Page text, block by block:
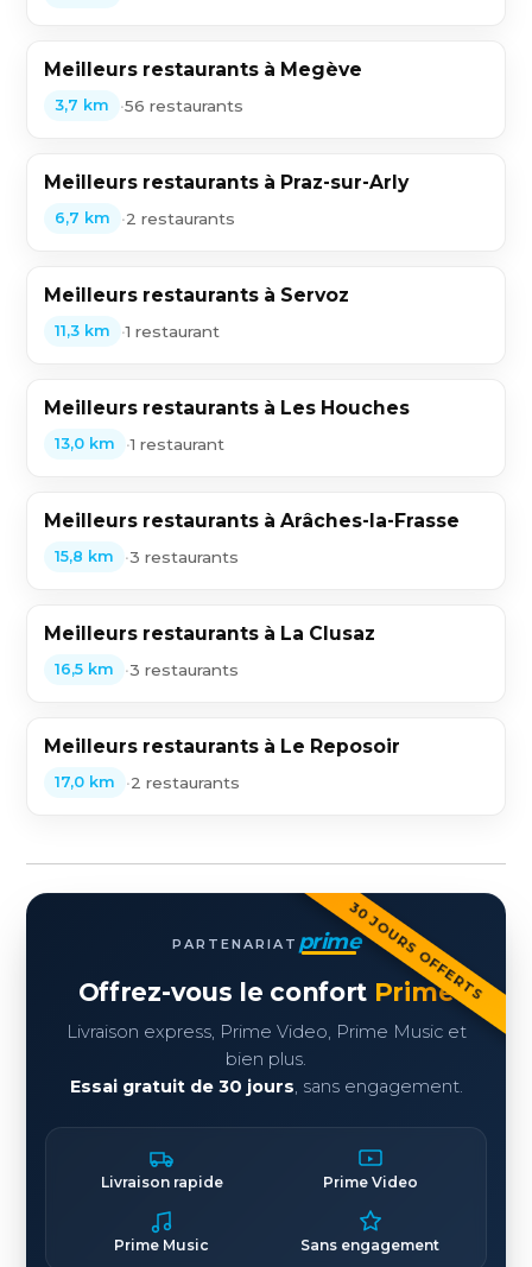
Meilleurs restaurants à Megève
3,7 km •56 restaurants
Meilleurs restaurants à Praz-sur-Arly
6,7 km •2 restaurants
Meilleurs restaurants à Servoz
11,3 km •1 restaurant
Meilleurs restaurants à Les Houches
13,0 km •1 restaurant
Meilleurs restaurants à Arâches-la-Frasse
15,8 km •3 restaurants
Meilleurs restaurants à La Clusaz
16,5 km •3 restaurants
Meilleurs restaurants à Le Reposoir
17,0 km •2 restaurants
30 JOURS OFFERTS
PARTENARIAT prime
Offrez-vous le confort Prime
Livraison express, Prime Video, Prime Music et
bien plus.
Essai gratuit de 30 jours, sans engagement.
Livraison rapide Prime Video
Prime Music Sans engagement